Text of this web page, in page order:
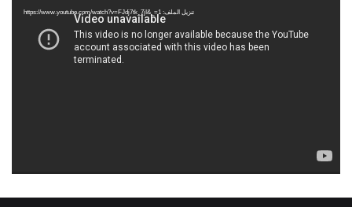
تنزيل الملف: https://www.youtube.com/watch?v=FJdj7tk_7jI&_=1